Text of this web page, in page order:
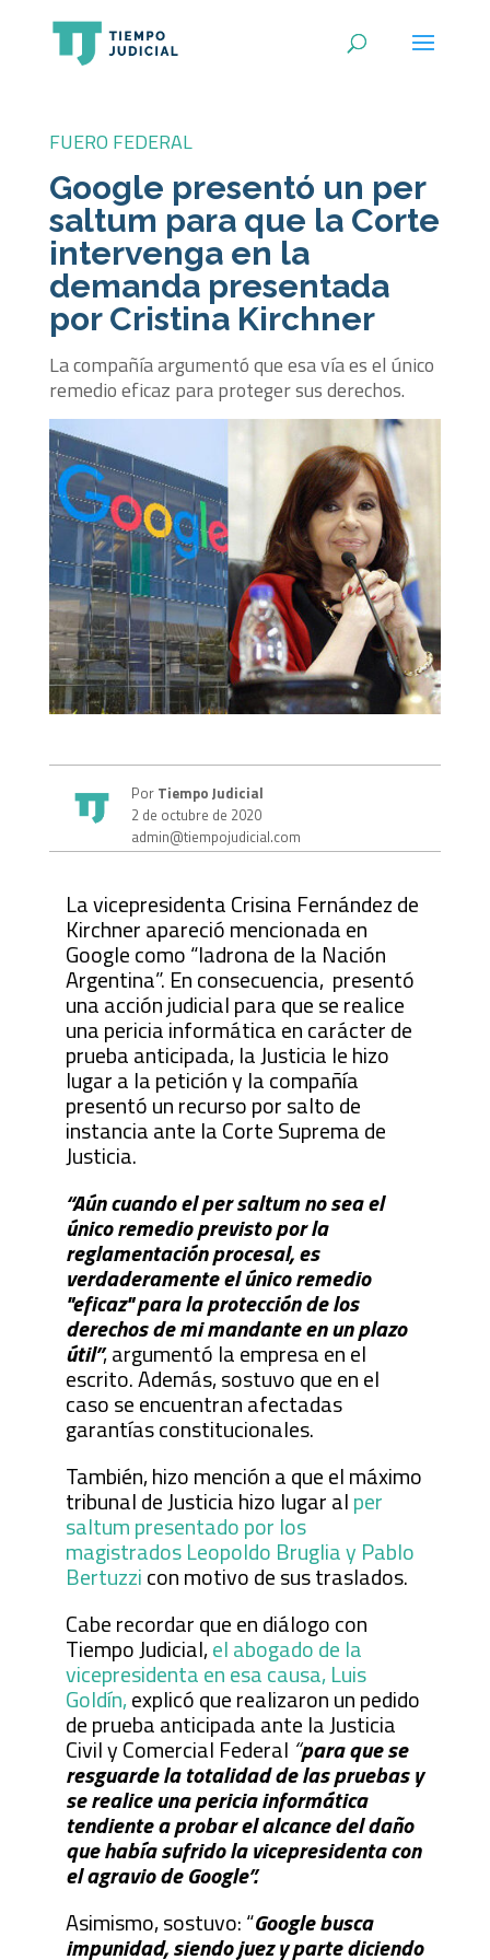
FUERO FEDERAL
Google presentó un per
saltum para que la Corte
intervenga en la
demanda presentada
por Cristina Kirchner
La compañía argumentó que esa vía es el único
remedio eficaz para proteger sus derechos.
PorTiempo Judicial
2 de octubre de 2020
admin@tiempojudicial.com
La vicepresidenta Crisina Fernández de
Kirchner apareció mencionada en
Google como “ladrona de la Nación
Argentina”. En consecuencia, presentó
una acción judicial para que se realice
una pericia informática en carácter de
prueba anticipada, la Justicia le hizo
lugar a la petición y la compañía
presentó un recurso por salto de
instancia ante la Corte Suprema de
Justicia.
“Aún cuando el per saltum no sea el
único remedio previsto por la
reglamentación procesal, es
verdaderamente el único remedio
"eficaz" para la protección de los
derechos de mi mandante en un plazo
útil”, argumentó la empresa en el
escrito. Además, sostuvo que en el
caso se encuentran afectadas
garantías constitucionales.
También, hizo mención a que el máximo
tribunal de Justicia hizo lugar alper
saltum presentado por los
magistrados Leopoldo Bruglia y Pablo
Bertuzzicon motivo de sus traslados.
Cabe recordar que en diálogo con
Tiempo Judicial,el abogado de la
vicepresidenta en esa causa, Luis
Goldín,explicó que realizaron un pedido
de prueba anticipada ante la Justicia
Civil y Comercial Federal “para que se
resguarde la totalidad de las pruebas y
se realice una pericia informática
tendiente a probar el alcance del daño
que había sufrido la vicepresidenta con
el agravio de Google”.
Asimismo, sostuvo: “Google busca
impunidad, siendo juez y parte diciendo